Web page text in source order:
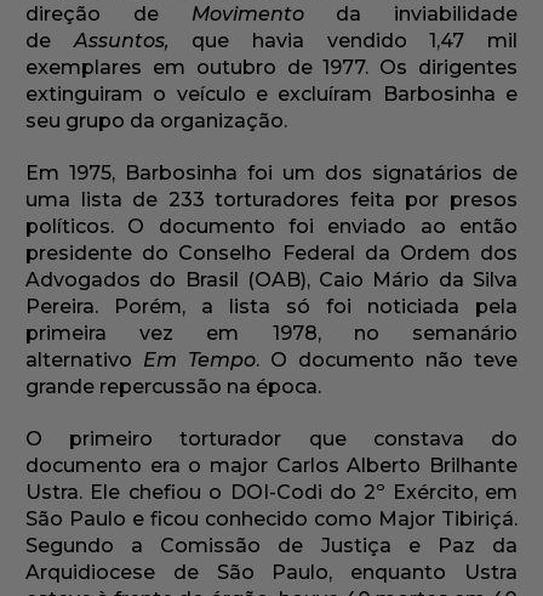
direção de Movimentoda inviabilidade
de Assuntos, que havia vendido 1,47 mil
exemplares em outubro de 1977. Os dirigentes
extinguiram o veículo e excluíram Barbosinha e
seu grupo da organização.
Em 1975, Barbosinha foi um dos signatários de
uma lista de 233 torturadores feita por presos
políticos. O documento foi enviado ao então
presidente do Conselho Federal da Ordem dos
Advogados do Brasil (OAB), Caio Mário da Silva
Pereira. Porém, a lista só foi noticiada pela
primeira vez em 1978, no semanário
alternativo Em Tempo. O documento não teve
grande repercussão na época.
O primeiro torturador que constava do
documento era o major Carlos Alberto Brilhante
Ustra. Ele chefiou o DOI-Codi do 2º Exército, em
São Paulo e ficou conhecido como Major Tibiriçá.
Segundo a Comissão de Justiça e Paz da
Arquidiocese de São Paulo, enquanto Ustra